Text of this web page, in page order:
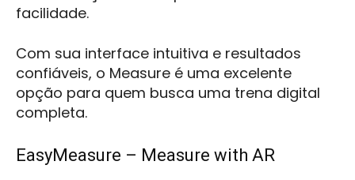
facilidade.
Com sua interface intuitiva e resultados
confiáveis, o Measure é uma excelente
opção para quem busca uma trena digital
completa.
EasyMeasure – Measure with AR